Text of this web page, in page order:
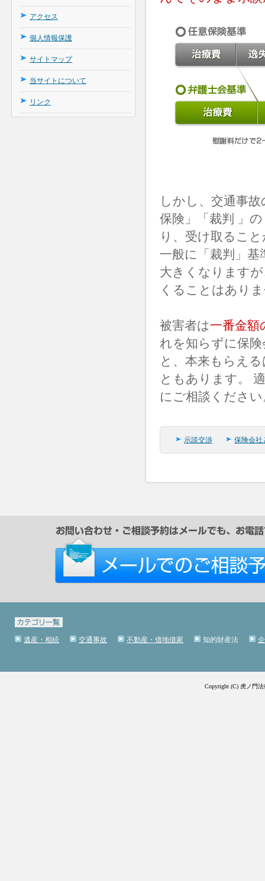
アクセス
個人情報保護
サイトマップ
当サイトについて
リンク
しかし、交通事
保険」「裁判 」
り、受け取るこ
一般に「裁判」
大きくなります
くることはあり
被害者は一番金額
れを知らずに保
と、本来もらえ
ともあります。
にご相談ください
示談交渉 保険会社
遺産・相続 交通事故 不動産・借地借家 知的財産法
Copyright (C) 虎ノ門法